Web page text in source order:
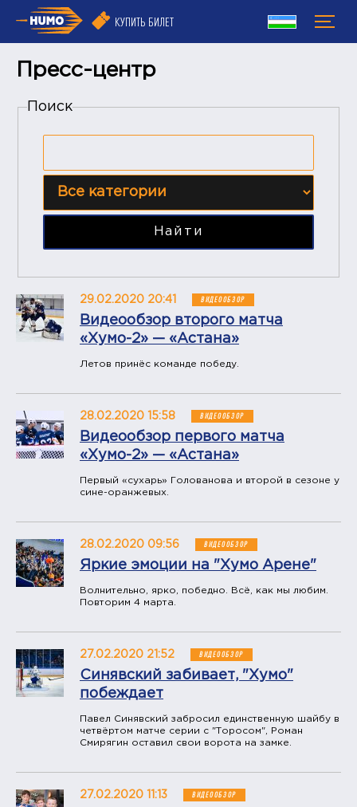
КУПИТЬ БИЛЕТ
Пресс-центр
Поиск
Найти
29.02.2020 20:41 ВИДЕООБЗОР
Видеообзор второго матча
«Хумо-2» — «Астана»
Летов принёс команде победу.
28.02.2020 15:58 ВИДЕООБЗОР
Видеообзор первого матча
«Хумо-2» — «Астана»
​Первый «сухарь» Голованова и второй в сезоне у
сине-оранжевых.
28.02.2020 09:56 ВИДЕООБЗОР
Яркие эмоции на "Хумо Арене"
Волнительно, ярко, победно. Всё, как мы любим.
Повторим 4 марта.
27.02.2020 21:52 ВИДЕООБЗОР
Синявский забивает, "Хумо"
побеждает
Павел Синявский забросил единственную шайбу в
четвёртом матче серии с "Торосом", Роман
Смирягин оставил свои ворота на замке.
27.02.2020 11:13 ВИДЕООБЗОР